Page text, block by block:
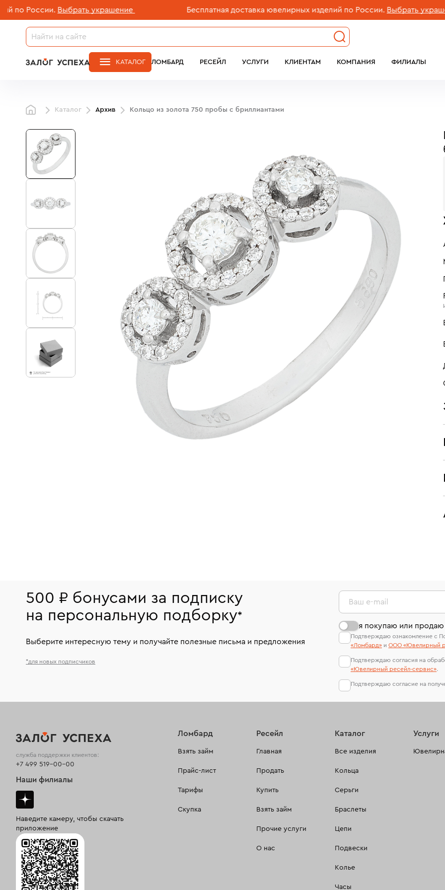
России. Выбрать украшение Бесплатная доставка ювелирных изделий по России. Выбрать украшение
ЛОМБАРД РЕСЕЙЛ УСЛУГИ КЛИЕНТАМ КОМПАНИЯ ФИЛИАЛЫ
КАТАЛОГ
Каталог Архив Кольцо из золота 750 пробы с бриллиантами
500 ₽ бонусами за подписку
на персональную подборку*
Выберите интересную тему и получайте полезные письма и предложения
*для новых подписчиков
Ваш e-mail
я покупаю или
Подтверждаю ознакомление с
«Ломбард» и ООО «Ювелирный
Подтверждаю согласия на
«Ювелирный ресейл-сервиc».
Подтверждаю согласие на
Ломбард
Взять займ
Прайс-лист
Тарифы
Скупка
Ресейл
Главная
Продать
Купить
Взять займ
Прочие услуги
О нас
Каталог
Все изделия
Кольца
Серьги
Браслеты
Цепи
Подвески
Колье
Часы
Услуги
служба поддержки клиентов:
+7 499 519-00-00
Наши филиалы
Наведите камеру, чтобы скачать
приложение